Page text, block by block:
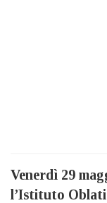
Venerdì 29
l’Istituto Oblati